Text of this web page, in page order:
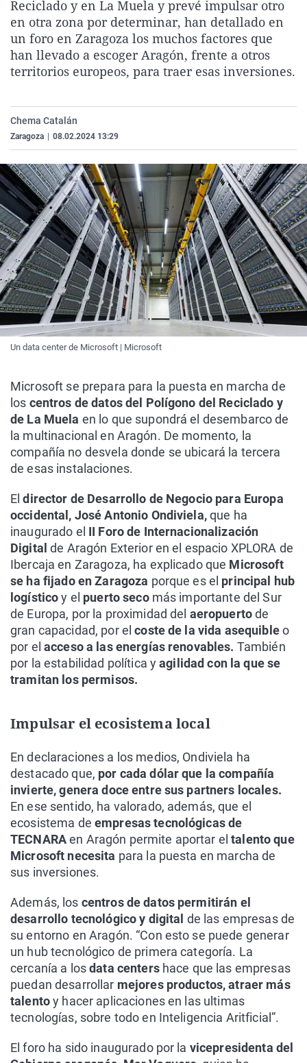
La rosa de los vientos
Gente viajera
Como el perro y el
Caso
Retornados
Equipo de
Extremadura
Galicia
La Rioja
País Vasco
Virales
Televisión
Elecciones
Reciclado y en La Muela y prevé impulsar otro
en otra zona por determinar, han detallado en
un foro en Zaragoza los muchos factores que
han llevado a escoger Aragón, frente a otros
territorios europeos, para traer esas inversiones.
Chema Catalán
Zaragoza 08.02.2024 13:29
Un data center de Microsoft | Microsoft
Microsoft se prepara para la puesta en marcha de
los centros de datos del Polígono del Reciclado y
de La Muela en lo que supondrá el desembarco de
la multinacional en Aragón. De momento, la
compañía no desvela donde se ubicará la tercera
de esas instalaciones.
Eldirector de Desarrollo de Negocio para Europa
occidental, José Antonio Ondiviela,que ha
inaugurado el II Foro de Internacionalización
Digitalde Aragón Exterior en el espacio XPLORA de
Ibercaja en Zaragoza, ha explicado que Microsoft
se ha fijado en Zaragoza porque es el principal hub
logísticoy el puerto seco más importante del Sur
de Europa, por la proximidad del aeropuertode
gran capacidad, por el coste de la vida asequibleo
por el acceso a las energías renovables. También
por la estabilidad política yagilidad con la que se
tramitan los permisos.
Impulsar el ecosistema local
En declaraciones a los medios, Ondiviela ha
destacado que, por cada dólar que la compañía
invierte, genera doce entre sus partners locales.
En ese sentido, ha valorado, además, que el
ecosistema de empresas tecnológicas de
TECNARAen Aragón permite aportar eltalento que
Microsoft necesita para la puesta en marcha de
sus inversiones.
Además, los centros de datos permitirán el
desarrollo tecnológico y digital de las empresas de
su entorno en Aragón. “Con esto se puede generar
un hub tecnológico de primera categoría. La
cercanía a losdata centershace que las empresas
puedan desarrollar mejores productos, atraer más
talentoy hacer aplicaciones en las ultimas
tecnologías, sobre todo en Inteligencia Aritficial”.
El foro ha sido inaugurado por la vicepresidenta del